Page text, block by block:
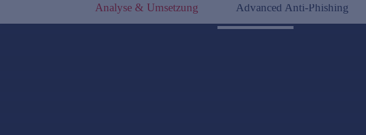
Analyse & Umsetzung Advanced Anti-Phishing